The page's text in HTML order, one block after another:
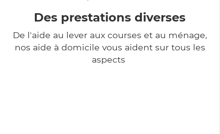
Des prestations diverses
De l'aide au lever aux courses et au ménage,
nos aide à domicile vous aident sur tous les
aspects